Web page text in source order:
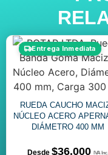
Entrega Inmediata
RUEDA CAUCHO
NÚCLEO ACERO
DIÁMETRO 400 MM
$36.000